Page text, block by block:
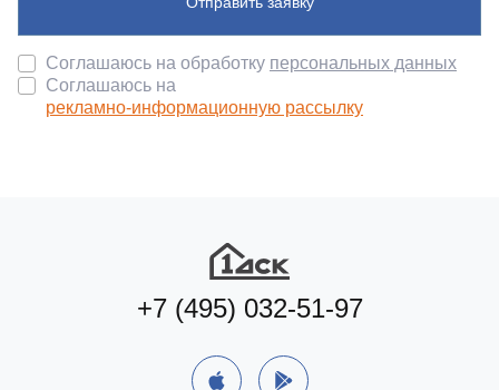
Соглашаюсь на обработку персональных данных
Соглашаюсь на
рекламно-информационную рассылку
+7 (495) 032-51-97